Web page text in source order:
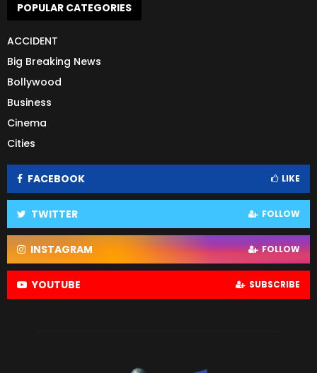
POPULAR CATEGORIES
ACCIDENT
Big Breaking News
Bollywood
Business
Cinema
Cities
FACEBOOK LIKE
TWITTER FOLLOW
INSTAGRAM FOLLOW
YOUTUBE SUBSCRIBE